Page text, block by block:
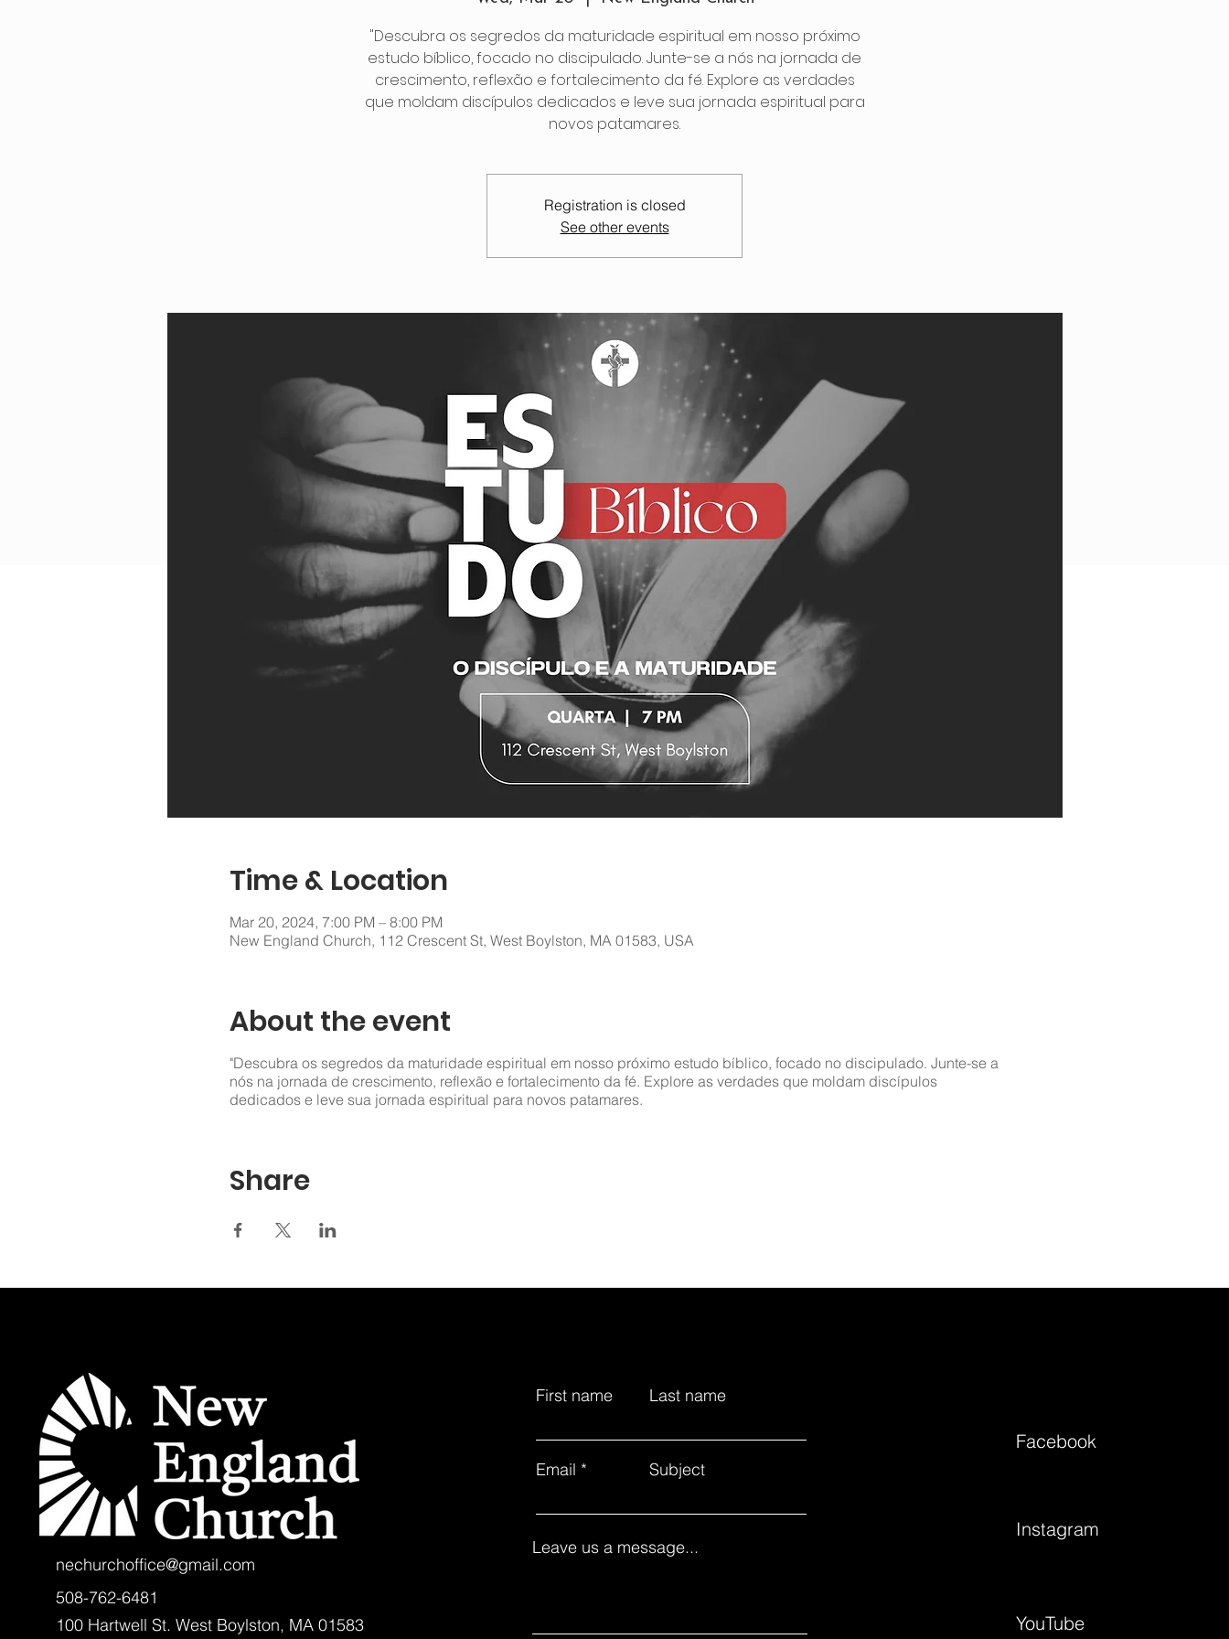
"Descubra os segredos da maturidade espiritual em nosso próximo
estudo bíblico, focado no discipulado. Junte-se a nós na jornada de
crescimento, reflexão e fortalecimento da fé. Explore as verdades
que moldam discípulos dedicados e leve sua jornada espiritual para
novos patamares.
Registration is closed
See other events
Time & Location
Mar 20, 2024, 7:00 PM – 8:00 PM
New England Church, 112 Crescent St, West Boylston, MA 01583, USA
About the event
"Descubra os segredos da maturidade espiritual em nosso próximo estudo bíblico, focado no discipulado. Junte-se a
nós na jornada de crescimento, reflexão e fortalecimento da fé. Explore as verdades que moldam discípulos
dedicados e leve sua jornada espiritual para novos patamares.
Share
nechurchoffice@gmail.com
508-762-6481
100 Hartwell St. West Boylston, MA 01583
First name Last name
Email Subject
Leave us a message...
Facebook
Instagram
YouTube